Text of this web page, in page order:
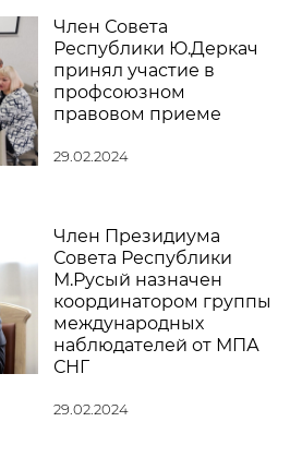
Член Совета
Республики Ю.Деркач
принял участие в
профсоюзном
правовом приеме
29.02.2024
Член Президиума
Совета Республики
М.Русый назначен
координатором группы
международных
наблюдателей от МПА
СНГ
29.02.2024